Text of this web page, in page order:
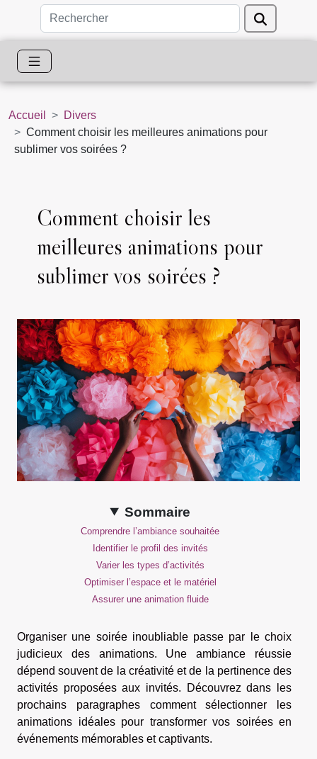
Accueil
Divers
Comment choisir les meilleures animations pour
sublimer vos soirées ?
Comment choisir les
meilleures animations pour
sublimer vos soirées ?
Sommaire
Comprendre l’ambiance souhaitée
Identifier le profil des invités
Varier les types d’activités
Optimiser l’espace et le matériel
Assurer une animation fluide
Organiser une soirée inoubliable passe par le choix
judicieux des animations. Une ambiance réussie
dépend souvent de la créativité et de la pertinence des
activités proposées aux invités. Découvrez dans les
prochains paragraphes comment sélectionner les
animations idéales pour transformer vos soirées en
événements mémorables et captivants.